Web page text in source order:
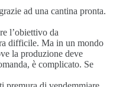
ad una cantina pronta.
l’obiettivo da
difficile. Ma in un mondo
la produzione deve
è complicato. Se